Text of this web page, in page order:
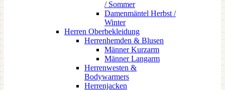
/ Sommer
Damenmäntel Herbst /
Winter
Herren Oberbekleidung
Herrenhemden & Blusen
Männer Kurzarm
Männer Langarm
Herrenwesten &
Bodywarmers
Herrenjacken